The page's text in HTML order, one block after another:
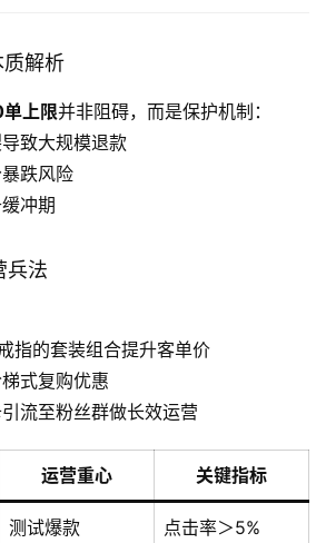
质解析
上限并非阻碍，而是保护机制：
致大规模退款
跌风险
冲期
兵法
指的套装组合提升客单价
式复购优惠
流至粉丝群做长效运营
运营重心 关键指标
测试爆款 点击率＞5%